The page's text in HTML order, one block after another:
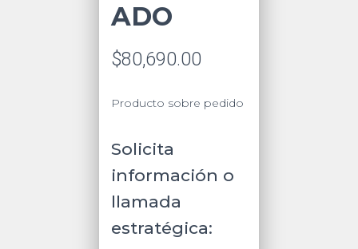
ADO
$80,690.00
Producto sobre pedido
Solicita
información o
llamada
estratégica: